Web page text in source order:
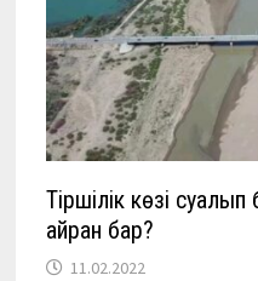
Тіршілік көзі
қайран бар?
11.02.2022